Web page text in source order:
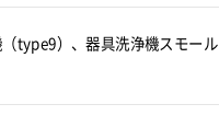
type9）、器具洗浄機スモール